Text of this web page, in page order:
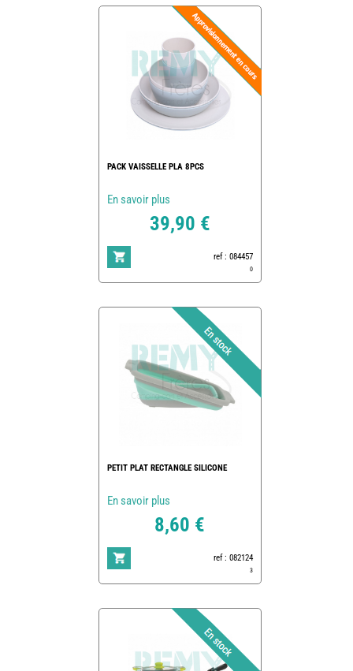
PACK VAISSELLE PLA 8PCS
En savoir plus
39,90 €
ref : 084457
0
PETIT PLAT RECTANGLE SILICONE
En savoir plus
8,60 €
ref : 082124
3